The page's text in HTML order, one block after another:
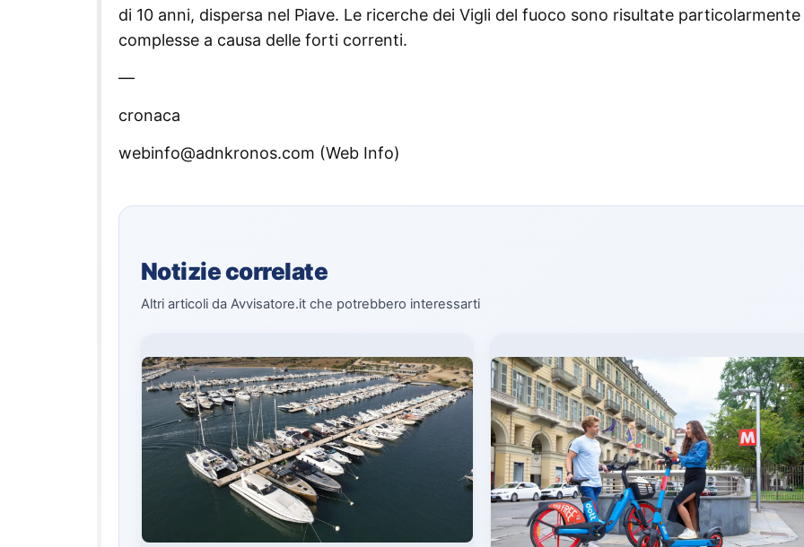
di 10 anni, dispersa nel Piave. Le ricerche dei Vigli del fuoco sono risultate particolarmente
complesse a causa delle forti correnti.
—
cronaca
webinfo@adnkronos.com (Web Info)
Notizie correlate
Altri articoli da Avvisatore.it che potrebbero interessarti